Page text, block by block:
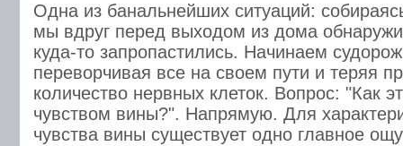
Одна из банальнейших ситуаций:
мы вдруг перед выходом из дома
куда-то запропастились. Начинаем
переворчивая все на своем пути и теряя
количество нервных клеток. Вопрос: "Как
чувством вины?". Напрямую. Для
чувства вины существует одно главное